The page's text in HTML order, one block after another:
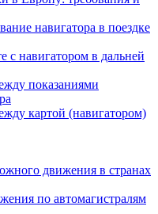
навигатора в поездке
с навигатором в дальней
показаниями
картой (навигатором)
движения в странах
по автомагистралям